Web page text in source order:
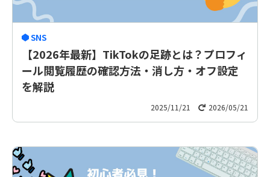
SNS
【2026年最新】TikTokの足跡とは？プロフィ
ール閲覧履歴の確認方法・消し方・オフ設定
を解説
2025/11/21 2026/05/21